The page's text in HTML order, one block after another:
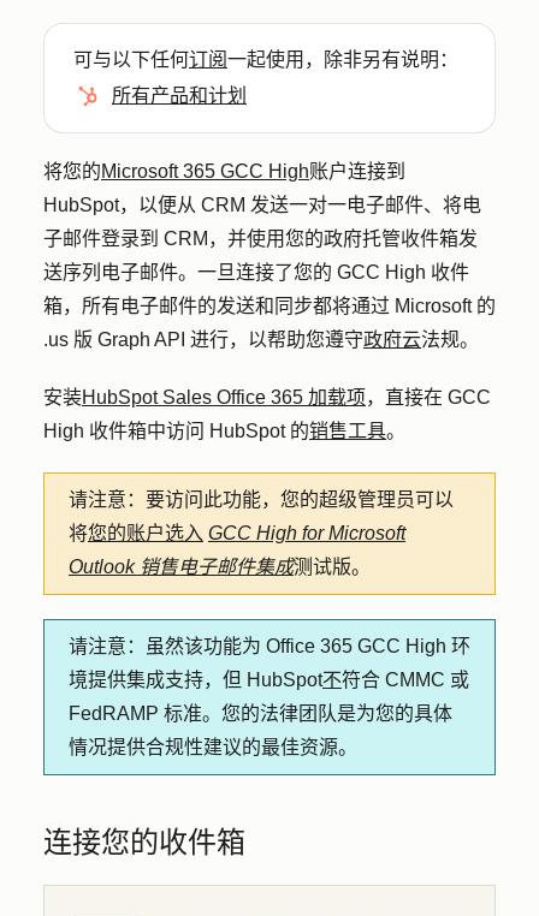
可与以下任何订阅一起使用，除非另有说明：
所有产品和计划
将您的Microsoft 365 GCC High账户连接到
HubSpot，以便从 CRM 发送一对一电子邮件、将电
子邮件登录到 CRM，并使用您的政府托管收件箱发
送序列电子邮件。一旦连接了您的 GCC High 收件
箱，所有电子邮件的发送和同步都将通过 Microsoft 的
.us 版 Graph API 进行，以帮助您遵守政府云法规。
安装HubSpot Sales Office 365 加载项，直接在 GCC
High 收件箱中访问 HubSpot 的销售工具。
请注意： 要访问此功能，您的超级管理员可以
将您的账户选入 GCC High for Microsoft
Outlook 销售电子邮件集成测试版。
请注意：
虽然该功能为 Office 365 GCC High 环
境提供集成支持，但 HubSpot不符合 CMMC 或
FedRAMP 标准。您的法律团队是为您的具体
情况提供合规性建议的最佳资源。
连接您的收件箱